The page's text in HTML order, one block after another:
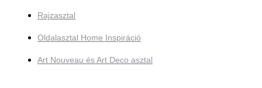
Rajzasztal
Oldalasztal Home Inspiráció
Art Nouveau és Art Deco asztal